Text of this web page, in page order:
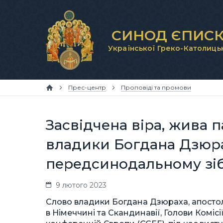
СИНОД
Української Греко-
Прес-центр Проповіді та промови
Засвідчена віра, жива
владики Богдана
передсинодальному
9 лютого 2023
Слово владики Богдана Дзюраха,
в Німеччині та Скандинавії, Голови